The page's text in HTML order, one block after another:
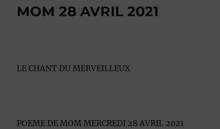
MOM 28 AVRIL 2021
LE CHANT DU MERVEILLEUX
POEME DE MOM MERCREDI 28 AVRIL 2021